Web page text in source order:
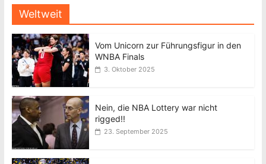
Weltweit
Vom Unicorn zur Führungsfigur in den
WNBA Finals
3. Oktober 2025
Nein, die NBA Lottery war nicht
rigged!!
23. September 2025